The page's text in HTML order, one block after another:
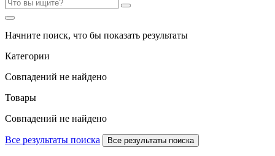
Начните поиск, что бы показать результаты
Категории
Совпадений не найдено
Товары
Совпадений не найдено
Все результаты поиска Все результаты поиска